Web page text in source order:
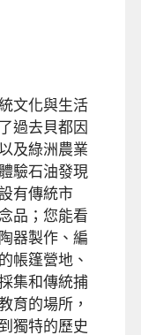
文化與生活
過去貝都因
及綠洲農業
驗石油發現
有傳統市
品；您能看
器製作、編
帳篷營地、
集和傳統捕
育的場所，
獨特的歷史